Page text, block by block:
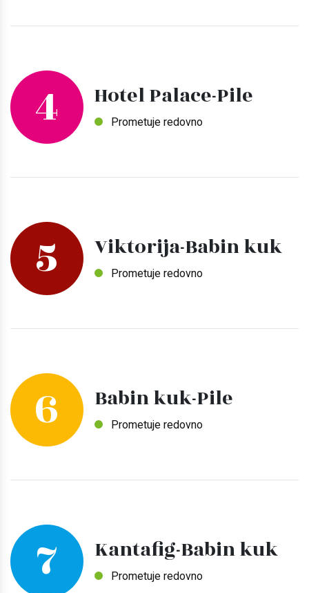
4 Hotel Palace-Pile
Prometuje redovno
5 Viktorija-Babin kuk
Prometuje redovno
6 Babin kuk-Pile
Prometuje redovno
7 Kantafig-Babin kuk
Prometuje redovno